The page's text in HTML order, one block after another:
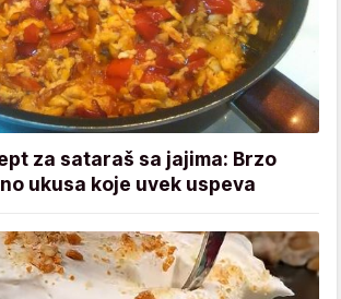
za sataraš sa jajima: Brzo
ukusa koje uvek uspeva